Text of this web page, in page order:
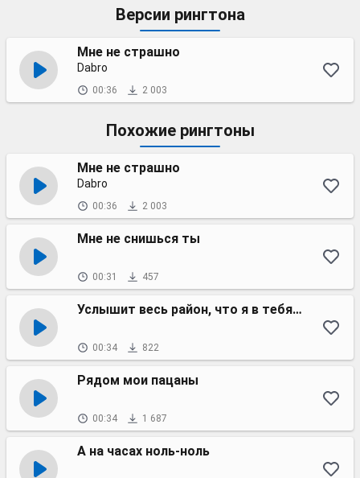
Версии рингтона
Мне не страшно
Dabro
00:36 2 003
Похожие рингтоны
Мне не страшно
Dabro
00:36 2 003
Мне не снишься ты
00:31 457
Услышит весь район, что я в тебя влюблён
00:34 822
Рядом мои пацаны
00:34 1 687
А на часах ноль-ноль